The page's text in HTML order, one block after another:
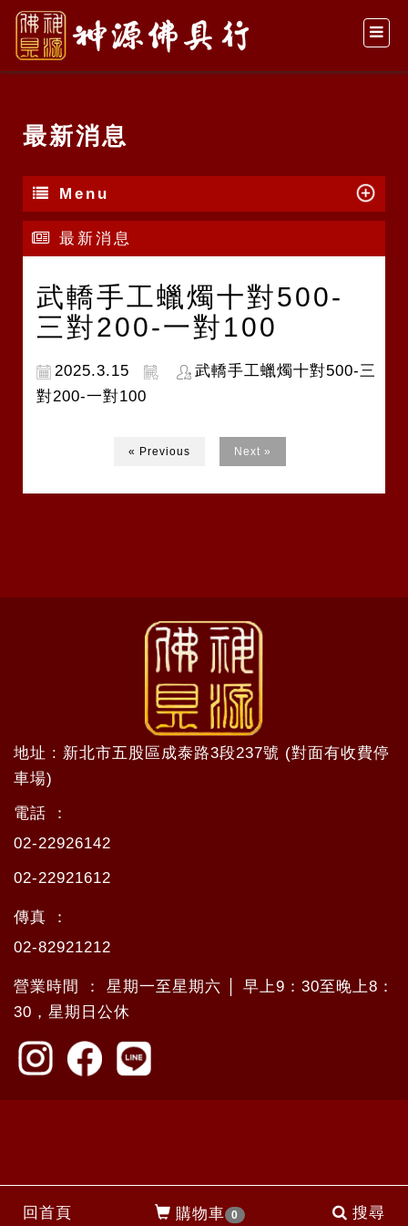
回首頁 購物車 0 搜尋
最新消息
Menu
最新消息
武轎手工蠟燭十對500-
三對200-一對100
2025.3.15
武轎手工蠟燭十對500-三
對200-一對100
« Previous Next »
地址 : 新北市五股區成泰路3段237號 (對面有收費停
車場)
電話 ：
02-22926142
02-22921612
傳真 ：
02-82921212
營業時間 ： 星期一至星期六 │ 早上9：30至晚上8：
30，星期日公休